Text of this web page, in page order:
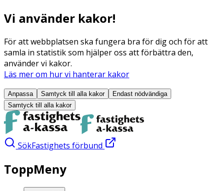
Vi använder kakor!
För att webbplatsen ska fungera bra för dig och för att
samla in statistik som hjälper oss att förbättra den,
använder vi kakor.
Läs mer om hur vi hanterar kakor
Anpassa Samtyck till alla kakor
Endast nödvändiga
Samtyck till alla kakor
SökFastighets förbund
ToppMeny